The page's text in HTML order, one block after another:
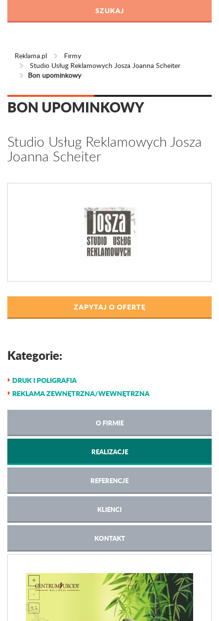
Reklama.pl
Firmy
Studio Usług Reklamowych Josza Joanna Scheiter
Bon upominkowy
BON UPOMINKOWY
Studio Usług Reklamowych Josza
Joanna Scheiter
ZAPYTAJ O OFERTĘ
Kategorie:
DRUK I POLIGRAFIA
REKLAMA ZEWNĘTRZNA/WEWNĘTRZNA
O FIRMIE
REALIZACJE
REFERENCJE
KLIENCI
KONTAKT